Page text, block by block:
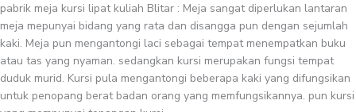
pabrik meja kursi lipat kuliah Blitar : Meja sangat diperlukan lantaran
meja mepunyai bidang yang rata dan disangga pun dengan sejumlah
kaki. Meja pun mengantongi laci sebagai tempat menempatkan buku
atau tas yang nyaman. sedangkan kursi merupakan fungsi tempat
duduk murid. Kursi pula mengantongi beberapa kaki yang difungsikan
untuk penopang berat badan orang yang memfungsikannya. pun kursi